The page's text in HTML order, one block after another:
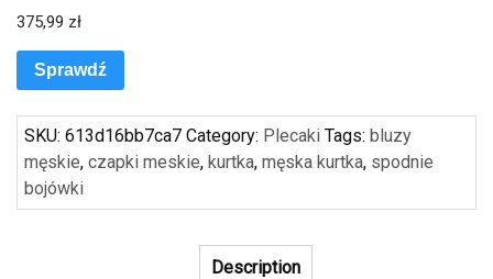
375,99 zł
Sprawdź
SKU: 613d16bb7ca7 Category: Plecaki Tags: bluzy
męskie, czapki meskie, kurtka, męska kurtka, spodnie
bojówki
Description